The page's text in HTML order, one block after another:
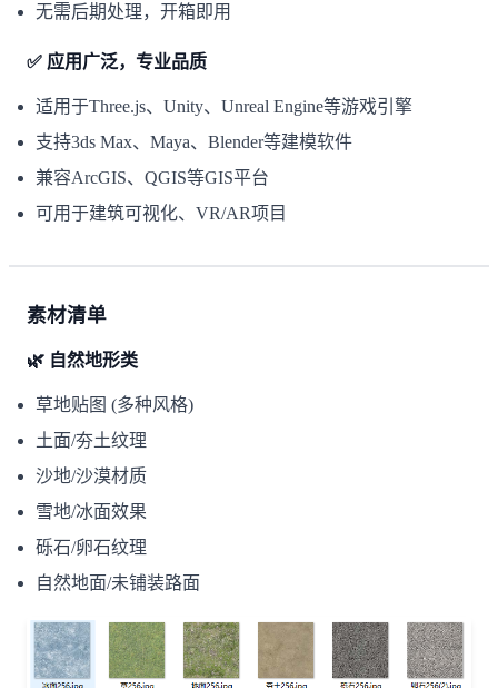
无需后期处理，开箱即用
✅ 应用广泛，专业品质
适用于Three.js、Unity、Unreal Engine等游戏引擎
支持3ds Max、Maya、Blender等建模软件
兼容ArcGIS、QGIS等GIS平台
可用于建筑可视化、VR/AR项目
素材清单
🌿 自然地形类
草地贴图 (多种风格)
土面/夯土纹理
沙地/沙漠材质
雪地/冰面效果
砾石/卵石纹理
自然地面/未铺装路面